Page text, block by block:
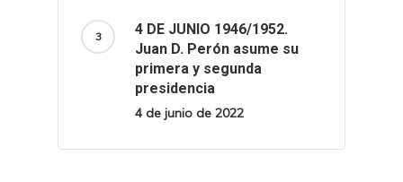
4 DE JUNIO 1946/1952.
Juan D. Perón asume su
primera y segunda
presidencia
4 de junio de 2022